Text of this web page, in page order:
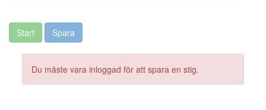
Du måste vara inloggad för att spara en stig.